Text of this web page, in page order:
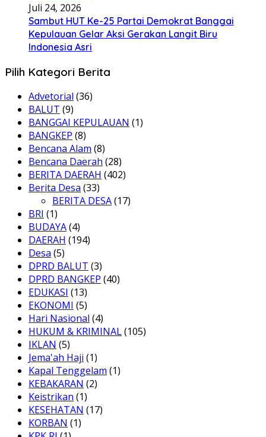
Juli 24, 2026
Sambut HUT Ke-25 Partai Demokrat Banggai
Kepulauan Gelar Aksi Gerakan Langit Biru
Indonesia Asri
Pilih Kategori Berita
Advetorial (36)
BALUT (9)
BANGGAI KEPULAUAN (1)
BANGKEP (8)
Bencana Alam (8)
Bencana Daerah (28)
BERITA DAERAH (402)
Berita Desa (33)
BERITA DESA(17)
BRI (1)
BUDAYA(4)
DAERAH (194)
Desa (5)
DPRD BALUT (3)
DPRD BANGKEP (40)
EDUKASI (13)
EKONOMI (5)
Hari Nasional (4)
HUKUM & KRIMINAL(105)
IKLAN (5)
Jema'ah Haji (1)
Kapal Tenggelam (1)
KEBAKARAN (2)
Keistrikan (1)
KESEHATAN (17)
KORBAN (1)